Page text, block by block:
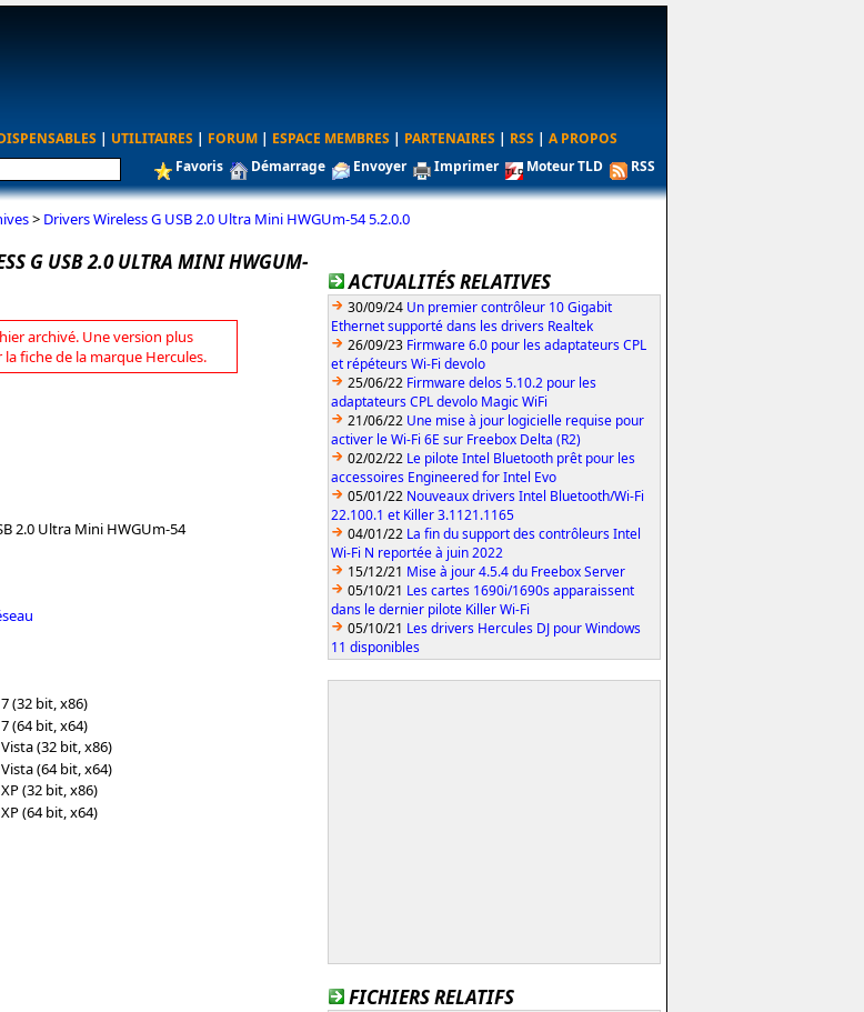
| UTILITAIRES | FORUM | ESPACE MEMBRES | PARTENAIRES | RSS | A PROPOS
Favoris Démarrage Envoyer Imprimer Moteur TLD RSS
> Drivers Wireless G USB 2.0 Ultra Mini HWGUm-54 5.2.0.0
G USB 2.0 ULTRA MINI HWGUM-
archivé. Une version plus
fiche de la marque Hercules.
2.0 Ultra Mini HWGUm-54
(32 bit, x86)
(64 bit, x64)
(32 bit, x86)
(64 bit, x64)
(32 bit, x86)
(64 bit, x64)
ACTUALITÉS RELATIVES
30/09/24 Un premier contrôleur 10 Gigabit
Ethernet supporté dans les drivers Realtek
26/09/23 Firmware 6.0 pour les adaptateurs CPL
et répéteurs Wi-Fi devolo
25/06/22 Firmware delos 5.10.2 pour les
adaptateurs CPL devolo Magic WiFi
21/06/22 Une mise à jour logicielle requise pour
activer le Wi-Fi 6E sur Freebox Delta (R2)
02/02/22 Le pilote Intel Bluetooth prêt pour les
accessoires Engineered for Intel Evo
05/01/22 Nouveaux drivers Intel Bluetooth/Wi-Fi
22.100.1 et Killer 3.1121.1165
04/01/22 La fin du support des contrôleurs Intel
Wi-Fi N reportée à juin 2022
15/12/21 Mise à jour 4.5.4 du Freebox Server
05/10/21 Les cartes 1690i/1690s apparaissent
dans le dernier pilote Killer Wi-Fi
05/10/21 Les drivers Hercules DJ pour Windows
11 disponibles
FICHIERS RELATIFS